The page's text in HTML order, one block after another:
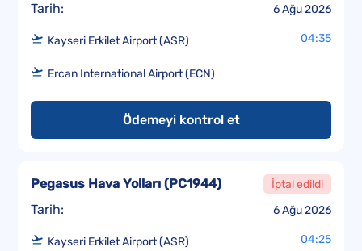
Tarih: 6 Ağu 2026
Kayseri Erkilet Airport (ASR) 04:35
Ercan International Airport (ECN)
Ödemeyi kontrol et
Tarih: 6 Ağu 2026
Pegasus Hava Yolları (PC1944) İptal edildi
Kayseri Erkilet Airport (ASR) 04:25